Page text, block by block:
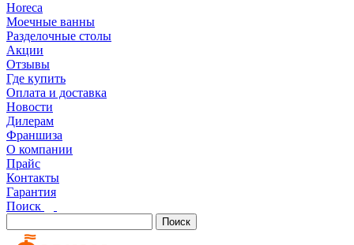
Horeca
Моечные ванны
Разделочные столы
Акции
Отзывы
Где купить
Оплата и доставка
Новости
Дилерам
Франшиза
О компании
Прайс
Контакты
Гарантия
Поиск
Поиск